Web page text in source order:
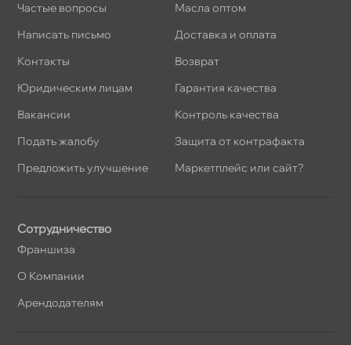
Частые вопросы
Написать письмо
Контакты
Юридическим лицам
акансии
Подать жалобу
Предложить улучшение
Масла оптом
Доставка и оплата
озврат
Гарантия качества
Контроль качества
Защита от контрафакта
Маркетплейс или сайт?
Сотрудничество
Франшиза
О Компании
Арендодателям